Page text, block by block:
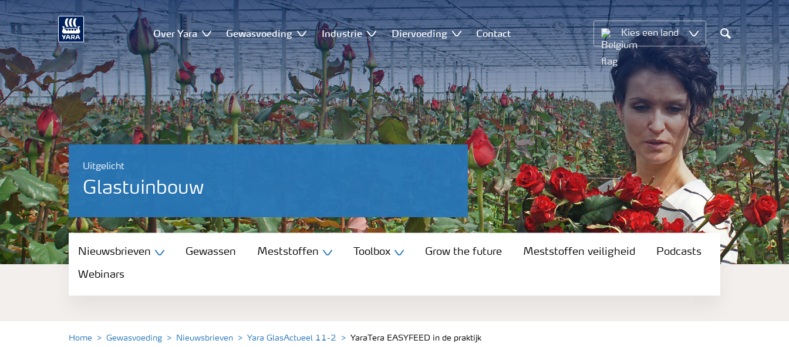
Over Yara Gewasvoeding Industrie Diervoeding Contact Kies een land
Search
Uitgelicht
Glastuinbouw
Nieuwsbrieven
Gewassen
Nieuwsbrieven Gewassen Meststoffen Toolbox Grow the future Meststoffen veiligheid Podcasts
Webinars
Home Gewasvoeding Nieuwsbrieven Yara GlasActueel 11-2 YaraTera EASYFEED in de praktijk